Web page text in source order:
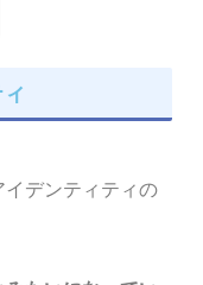
イデンティティの